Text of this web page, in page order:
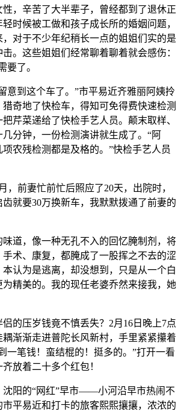
辛苦了大半辈子，曾经都到了退休正
时候被工做和孩子成长所的婚姻问题，
对于不少年纪稍长一点的姐姐们实的是
。这些姐姐们经常聊着聊着就会感伤：
要了。
到这个车了。”市平易近齐雅丽阿姨拎
奇地了快检车，得知可免得费快速检测
芹菜递给了快检手艺人员。颠末取样、
分钟，一份检测演讲就生成了。“阿
农残检测都是及格的。”快检手艺人员
前妻忙前忙后照应了20天，出院时，
就要30万换新车，我默默拨通了前妻的
，像一种无孔不入的回忆腌制剂，将
术、康复，都腌成了一股挥之不去的涩
认为是逃离，却没想到，只是从一个白
精美的。我的现任老婆乔然来接我，她
压岁钱竟不慎丢失？2月16日晚上7点
渐渐走进普陀长风新村，手里紧紧攥着
一笔钱！蛮结棍的！挺多的。”打开一看
放着二十多个红包！
阳的“网红”早市——小河沿早市热闹不
市平易近和打卡的旅客熙熙攘攘，浓浓的